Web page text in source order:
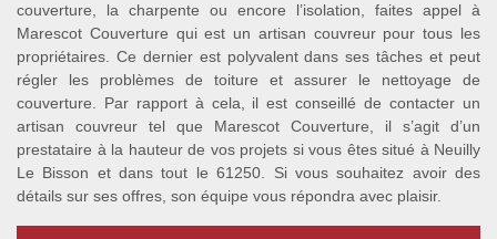
couverture, la charpente ou encore l’isolation, faites appel à
Marescot Couverture qui est un artisan couvreur pour tous les
propriétaires. Ce dernier est polyvalent dans ses tâches et peut
régler les problèmes de toiture et assurer le nettoyage de
couverture. Par rapport à cela, il est conseillé de contacter un
artisan couvreur tel que Marescot Couverture, il s’agit d’un
prestataire à la hauteur de vos projets si vous êtes situé à Neuilly
Le Bisson et dans tout le 61250. Si vous souhaitez avoir des
détails sur ses offres, son équipe vous répondra avec plaisir.